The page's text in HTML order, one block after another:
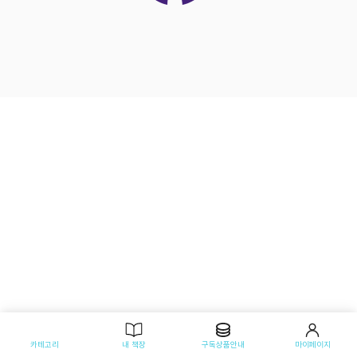
카테고리 내 책장 구독상품안내 마이페이지